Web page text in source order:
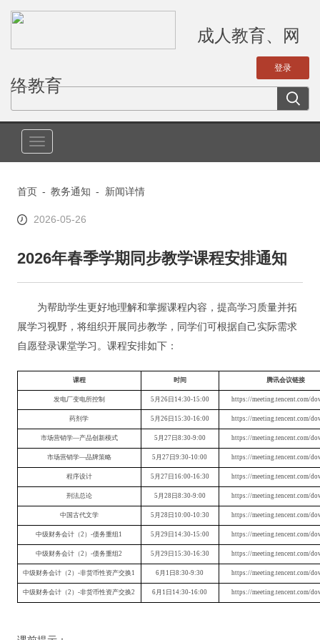
成人教育、网
络教育
切
换
航
首页 - 教务通知 - 新闻详情
2026-05-26
2026年春季学期同步教学课程安排通知
为帮助学生更好地理解和掌握课程内容，提高学习质量并拓
展学习视野，将组织开展同步教学，同学们可根据自己实际需求
自愿登录课堂学习。 课程安排如下：
课程 时间 腾讯会议链接
发电厂变电所控制 5月26日14:30-15:00 https://meeting.tencent.com/
药剂学 5月26日15:30-16:00 https://meeting.tencent.com/
市场营销学—产品创新模式 5月27日8:30-9:00 https://meeting.tencent.com/
市场营销学—品牌策略 5月27日9:30-10:00 https://meeting.tencent.com/
程序设计 5月27日16:00-16:30 https://meeting.tencent.com/
刑法总论 5月28日8:30-9:00 https://meeting.tencent.com/
中国古代文学 5月28日10:00-10:30 https://meeting.tencent.com/
中级财务会计（2）-债务重组1 5月29日14:30-15:00 https://meeting.tencent.com/
中级财务会计（2）-债务重组2 5月29日15:30-16:30 https://meeting.tencent.com/
中级财务会计（2）-非货币性资产交换1 6月1日8:30-9:30 https://meeting.tencent.com/
中级财务会计（2）-非货币性资产交换2 6月1日14:30-16:00 https://meeting.tencent.com/